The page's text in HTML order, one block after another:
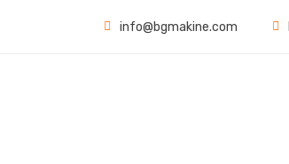
info@bgmakine.com